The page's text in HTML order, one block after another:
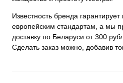
Известность бренда гарантирует
европейским стандартам, а мы
доставку по Беларуси от 300
Сделать заказ можно, добавив